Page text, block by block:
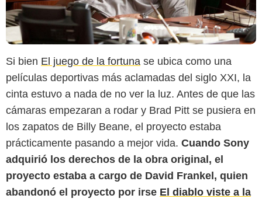
Si bien El juego de la fortuna se ubica como una
películas deportivas más aclamadas del siglo XXI, la
cinta estuvo a nada de no ver la luz. Antes de que las
cámaras empezaran a rodar y Brad Pitt se pusiera en
los zapatos de Billy Beane, el proyecto estaba
prácticamente pasando a mejor vida. Cuando Sony
adquirió los derechos de la obra original, el
proyecto estaba a cargo de David Frankel, quien
abandonó el proyecto por irse El diablo viste a la
Columbia Pictures